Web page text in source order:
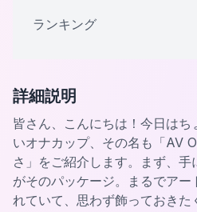
ランキング
詳細説明
皆さん、こんにちは！今日は
いオナカップ、その名も「AV
さ」をご紹介します。まず、
がそのパッケージ。まるでアー
れていて、思わず飾っておきた